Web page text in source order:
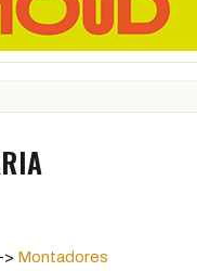
-> Montadores